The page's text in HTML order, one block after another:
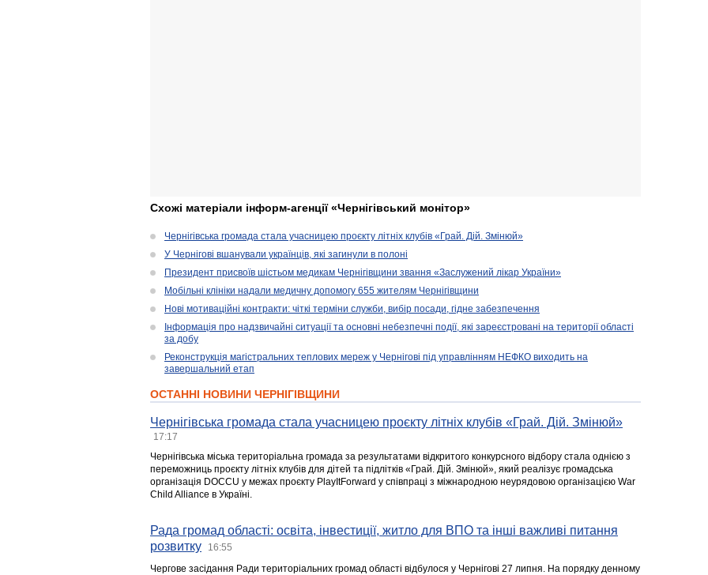
Схожі матеріали інформ-агенції «Чернігівський монітор»
Чернігівська громада стала учасницею проєкту літніх клубів «Грай. Дій. Змінюй»
У Чернігові вшанували українців, які загинули в полоні
Президент присвоїв шістьом медикам Чернігівщини звання «Заслужений лікар України»
Мобільні клініки надали медичну допомогу 655 жителям Чернігівщини
Нові мотиваційні контракти: чіткі терміни служби, вибір посади, гідне забезпечення
Інформація про надзвичайні ситуації та основні небезпечні події, які зареєстровані на території області
за добу
Реконструкція магістральних теплових мереж у Чернігові під управлінням НЕФКО виходить на
завершальний етап
ОСТАННІ НОВИНИ ЧЕРНІГІВЩИНИ
Чернігівська громада стала учасницею проєкту літніх клубів «Грай. Дій. Змінюй»
17:17
Чернігівська міська територіальна громада за результатами відкритого конкурсного відбору стала однією з
переможниць проєкту літніх клубів для дітей та підлітків «Грай. Дій. Змінюй», який реалізує громадська
організація DOCCU у межах проєкту PlayItForward у співпраці з міжнародною неурядовою організацією War
Child Alliance в Україні.
Рада громад області: освіта, інвестиції, житло для ВПО та інші важливі питання
розвитку
16:55
Чергове засідання Ради територіальних громад області відбулося у Чернігові 27 липня. На порядку денному